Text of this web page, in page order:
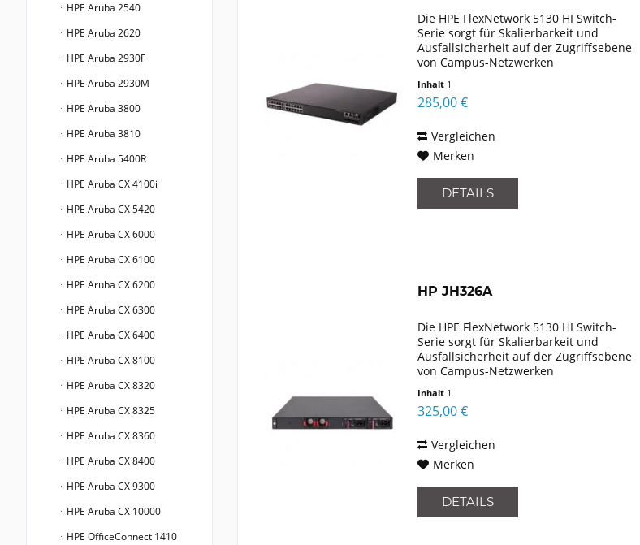
HPE Aruba 2540
HPE Aruba 2620
HPE Aruba 2930F
HPE Aruba 2930M
HPE Aruba 3800
HPE Aruba 3810
HPE Aruba 5400R
HPE Aruba CX 4100i
HPE Aruba CX 5420
HPE Aruba CX 6000
HPE Aruba CX 6100
HPE Aruba CX 6200
HPE Aruba CX 6300
HPE Aruba CX 6400
HPE Aruba CX 8100
HPE Aruba CX 8320
HPE Aruba CX 8325
HPE Aruba CX 8360
HPE Aruba CX 8400
HPE Aruba CX 9300
HPE Aruba CX 10000
HPE OfficeConnect 1410
Die HPE FlexNetwork 5130 HI Switch-
Serie sorgt für Skalierbarkeit und
Ausfallsicherheit auf der Zugriffsebene
von Campus-Netzwerken
Unternehmen. Dieser FlexNetwork
Switch unterstützt auf
Inhalt 1
285,00 €
Vergleichen
Merken
DETAILS
HP JH326A
Die HPE FlexNetwork 5130 HI Switch-
Serie sorgt für Skalierbarkeit und
Ausfallsicherheit auf der Zugriffsebene
von Campus-Netzwerken
Unternehmen. Dieser FlexNetwork
Switch unterstützt auf
Inhalt 1
325,00 €
Vergleichen
Merken
DETAILS